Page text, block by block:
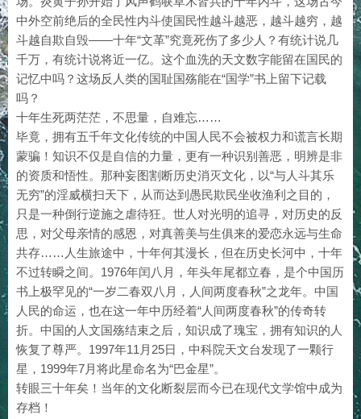
中外空前绝后的全民性内斗使国民性越斗越恶，越斗越穷，越
斗越自欺自毁——十年“文革”究竟死伤了多少人？有统计说几
千万，有统计说将近一亿。这个血洗的天文数字能留在国民的
记忆中吗？这场反人类的国耻国殇能在“国学”书上留下记载
吗？
十年生死两茫茫，不思量，自难忘……
毕竟，拥有五千年文化传统的中国人民不会被权力和谎言长期
蒙骗！知识不仅是自信的力量，更有一种识别善恶，明辨是非
的资质和悟性。那种妄图割断历史消灭文化，以“与人斗其乐
无穷”的淫威横扫天下，从而达到愚民欺民坐收渔利之目的，
只是一种倒行逆施之虐待狂。世人对光明的追寻，对历史的反
思，对父母亲情的感恩，对真善美与生俱来的爱恋永远与生命
共存……人生旅途中，十年何其漫长，但在历史长河中，十年
不过转瞬之间。1976年闰八月，年头年尾都立春，是个中国历
书上极罕见的“一岁二春双八月，人间两度春秋”之龙年。中国
人民的命运，也在这一年中历经着“人间两度春秋”的传奇转
折。中国的人文国殇结束之后，知识成了瑰宝，拥有知识的人
恢复了尊严。1997年11月25日，中科院天文台发现了一颗行
星，1999年7月将此星命名为“巴金星”。
转眼三十年矣！当年的文化断裂层而今已在现代文学馆中成为
存档！